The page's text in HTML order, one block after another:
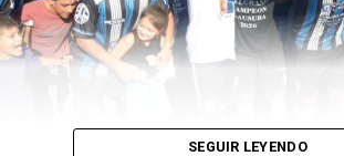
SEGUIR LEYENDO